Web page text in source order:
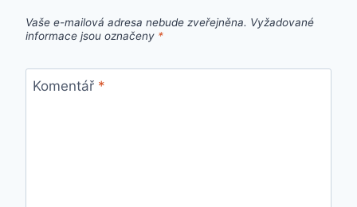
Vaše e-mailová adresa nebude zveřejněna. Vyžadované
informace jsou označeny *
Komentář *